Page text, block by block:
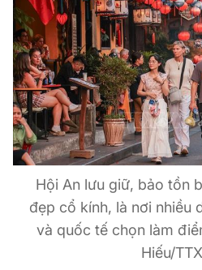
Hội An lưu giữ, bảo tồn
đẹp cổ kính, là nơi nhiều
và quốc tế chọn làm
Hiếu/